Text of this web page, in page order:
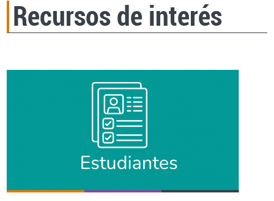
Recursos de interés